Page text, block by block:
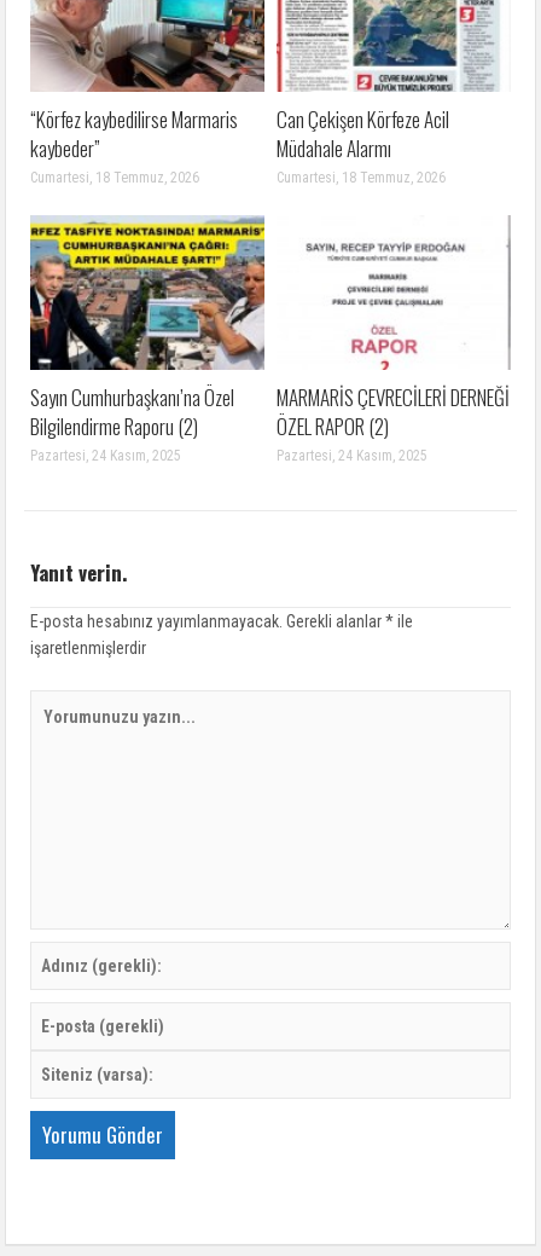
“Körfez kaybedilirse Marmaris
kaybeder”
Cumartesi, 18 Temmuz, 2026
Can Çekişen Körfeze Acil
Müdahale Alarmı
Cumartesi, 18 Temmuz, 2026
Sayın Cumhurbaşkanı’na Özel
Bilgilendirme Raporu (2)
Pazartesi, 24 Kasım, 2025
MARMARİS ÇEVRECİLERİ DERNEĞİ
ÖZEL RAPOR (2)
Pazartesi, 24 Kasım, 2025
Yanıt verin.
E-posta hesabınız yayımlanmayacak. Gerekli alanlar*ile
işaretlenmişlerdir